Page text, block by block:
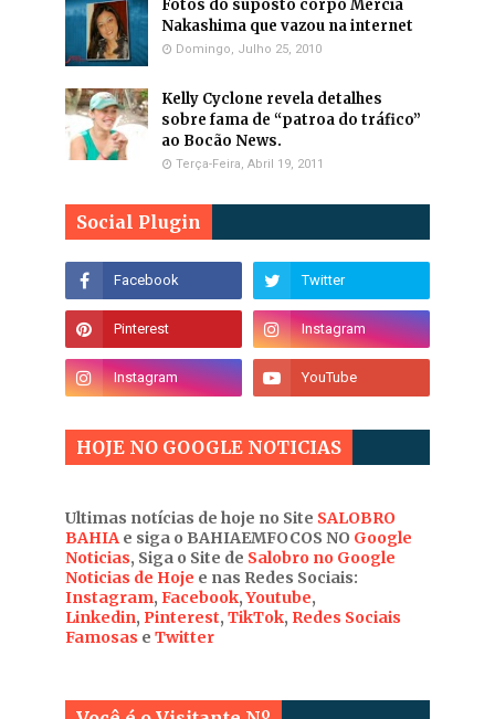
Fotos do suposto corpo Mércia
Nakashima que vazou na internet
Domingo, Julho 25, 2010
Kelly Cyclone revela detalhes
sobre fama de “patroa do tráfico”
ao Bocão News.
Terça-Feira, Abril 19, 2011
Social Plugin
HOJE NO GOOGLE NOTICIAS
Ultimas notícias de hoje no Site SALOBRO
BAHIA e siga o BAHIAEMFOCOS NO Google
Noticias, Siga o Site de Salobro no Google
Noticias de Hoje e nas Redes Sociais:
Instagram, Facebook,Youtube,
Linkedin, Pinterest, TikTok, Redes Sociais
Famosas e Twitter